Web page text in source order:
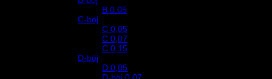
B 0.05
C-böj
C 0,05
C 0,07
C 0,15
D-böj
D 0,05
D-böj 0,07